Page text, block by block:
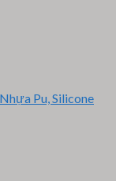
Pu, Silicone